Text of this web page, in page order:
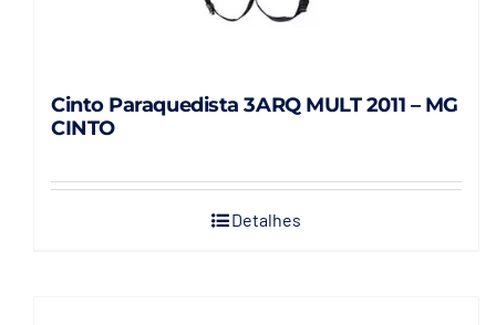
Cinto Paraquedista 3ARQ MULT 2011 – MG
CINTO
Detalhes